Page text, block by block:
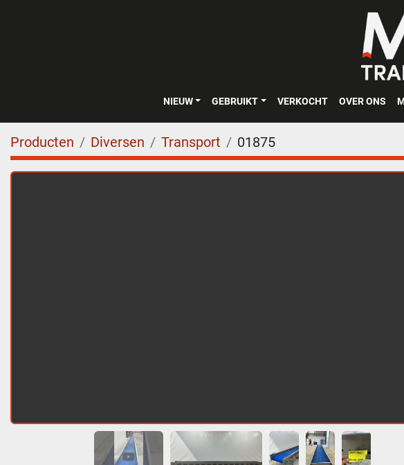
NIEUW GEBRUIKT VERKOCHT OVER ONS
Producten Diversen Transport 01875